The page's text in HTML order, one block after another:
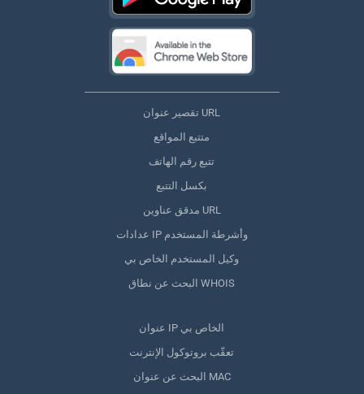
تقصير عنوان URL
متتبع المواقع
تتبع رقم الهاتف
بكسل التتبع
مدقق عناوين URL
عدادات IP وأشرطة المستخدم
وكيل المستخدم الخاص بي
البحث عن نطاق WHOIS
عنوان IP الخاص بي
تعقّب بروتوكول الإنترنت
البحث عن عنوان MAC